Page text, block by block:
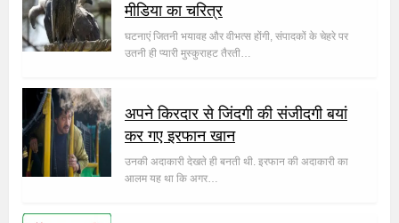
मीडिया का चरित्र
घटनाएं जितनी भयावह और वीभत्स होंगी, संपादकों के चेहरे पर
उतनी ही प्यारी मुस्कुराहट तैरती…
अपने किरदार से जिंदगी की संजीदगी बयां
कर गए इरफान खान
उनकी अदाकारी देखते ही बनती थी. इरफान की अदाकारी का
आलम यह था कि अगर…